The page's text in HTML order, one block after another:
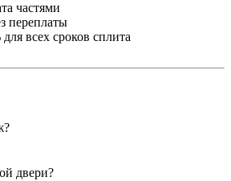
частями
переплаты
всех сроков сплита
двери?